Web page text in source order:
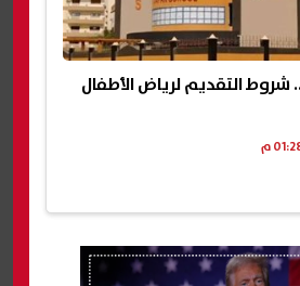
شروط التقديم لرياض الأطفال